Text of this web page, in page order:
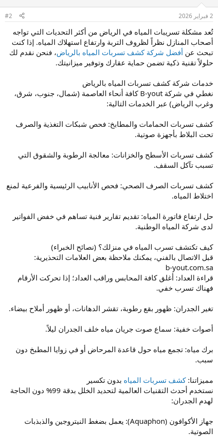
2 فبراير 2026 #2
تُعد مشكلة تسريبات المياه في الرياض من أكثر التحديات التي تواجه
أصحاب المنازل نظراً لظروف التربة وارتفاع استهلاك المياه. إذا كنت
تبحث عن أفضل شركة كشف تسربات المياه بالرياض، فنحن نقدم لك
حلولاً تقنية ذكية تضمن حماية عقارك وتوفير ميزانيتك.
خدمات شركة كشف تسربات المياه بالرياض
نغطي في شركة B-yout كافة أنحاء العاصمة (شمال، جنوب، شرق،
وغرب الرياض) عبر الخدمات التالية:
كشف تسربات الحمامات والمطابخ: فحص شبكات التغذية والصرف
تحت البلاط بأجهزة صوتية.
كشف تسربات الأسطح والخزانات: معالجة الرطوبة والشقوق التي
تسبب تآكل السقف.
كشف تسربات الصرف الصحي: فحص الأنابيب الرئيسية والفرعية لمنع
اختلاط المياه.
حل ارتفاع فاتورة المياه: تقديم تقارير فنية تساهم في خفض الفواتير
لدى شركة المياه الوطنية.
كيف تكتشف تسرب المياه في منزلك؟ (نصائح الخبراء)
قبل الاتصال بالفني، يمكنك ملاحظة بعض العلامات التحذيرية:
b-yout.com.sa
قراءة العداد: أغلق كافة المحابس وراقب العداد؛ إذا تحركت الأرقام
فهناك تسرب خفي.
تغير الجدران: ظهور بقع رطوبة، تقشر الدهانات، أو ظهور أملاح بيضاء.
أصوات خفية: سماع صوت جريان مياه خلف الجدران ليلاً.
برك مياه: تجمع مياه حول قاعدة المرحاض أو في زوايا المطبخ دون
سبب.
مميزاتنا:كشف تسربات المياه بدون تكسير
نستخدم أحدث التقنيات العالمية لتحديد الخلل بدقة 99% دون الحاجة
لهدم الجدران:
جهاز الأكوافون (Aquaphon): يعمل بضغط النيتروجين والذبذبات
الصوتية.